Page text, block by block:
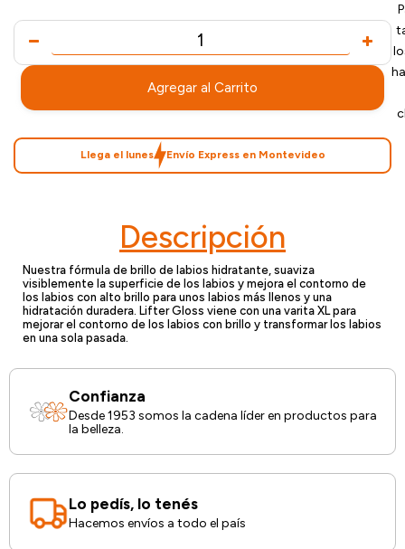
Agregar al Carrito
Llega el lunes Envío Express en Montevideo
Descripción
Nuestra fórmula de brillo de labios hidratante, suaviza
visiblemente la superficie de los labios y mejora el contorno de
los labios con alto brillo para unos labios más llenos y una
hidratación duradera. Lifter Gloss viene con una varita XL para
mejorar el contorno de los labios con brillo y transformar los labios
en una sola pasada.
Confianza
Desde 1953 somos la cadena líder en productos para
la belleza.
Lo pedís, lo tenés
Hacemos envíos a todo el país